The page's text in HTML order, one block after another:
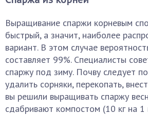
Выращивание спаржи корневым
быстрый, а значит, наиболее
вариант. В этом случае
составляет 99%. Специалисты
спаржу под зиму. Почву следует
удалить сорняки, перекопать,
вы решили выращивать спаржу
сдабривают компостом (10 кг на 1